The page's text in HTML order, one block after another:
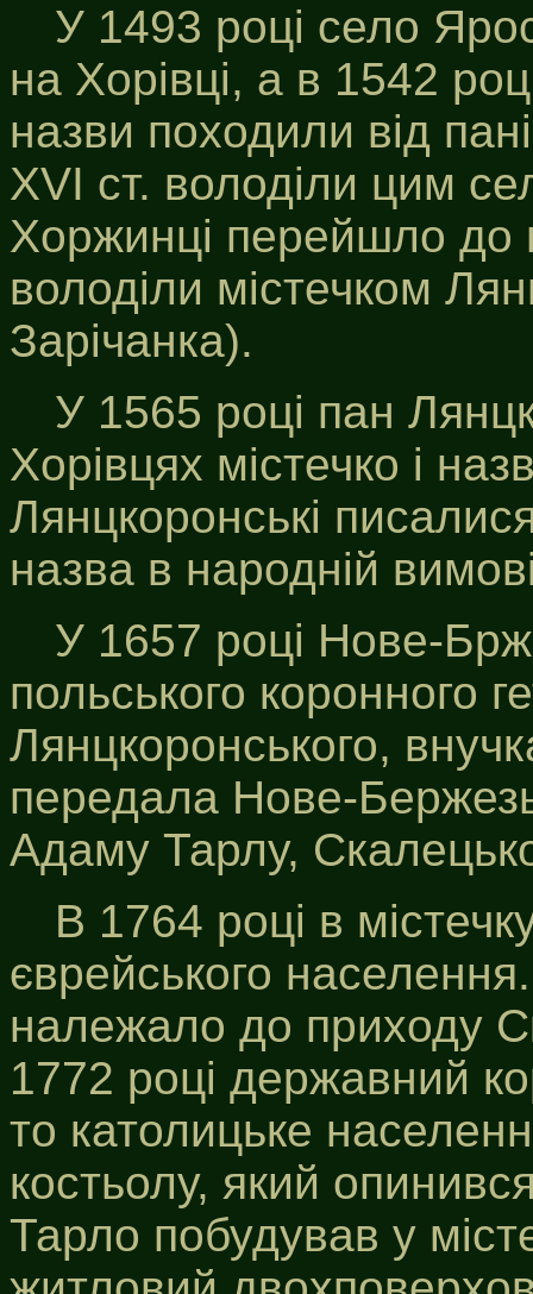
У 1493 році село
на Хорівці, а в 1542
назви походили від
XVI ст. володіли цим
Хоржинці перейшло до
володіли містечком
Зарічанка).
У 1565 році пан
Хорівцях містечко і
Лянцкоронські
назва в народній
У 1657 році Нове-
польського коронного
Лянцкоронського,
передала Нове-
Адаму Тарлу,
В 1764 році в
єврейського
належало до приходу
1772 році державний
то католицьке
костьолу, який
Тарло побудував у